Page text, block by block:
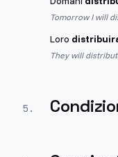
Tomorrow I will
Loro
They will
5 .